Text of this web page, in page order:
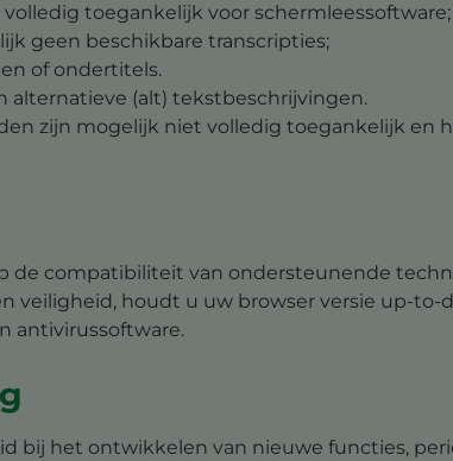
toegankelijk voor schermleessoftware;
geen beschikbare transcripties;
of ondertitels.
(alt) tekstbeschrijvingen.
zijn mogelijk niet volledig toegankelijk en
de compatibiliteit van ondersteunende
veiligheid, houdt u uw browser versie up-to-
antivirussoftware.
bij het ontwikkelen van nieuwe functies,